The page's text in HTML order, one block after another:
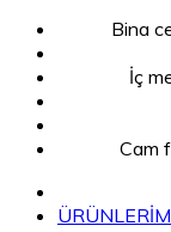
Bina
İç
Cam